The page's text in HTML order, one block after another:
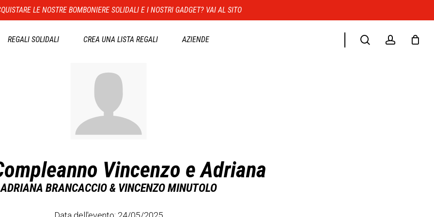
LE NOSTRE BOMBONIERE SOLIDALI E I NOSTRI GADGET? VAI AL SITO
REGALI SOLIDALI CREA UNA LISTA REGALI AZIENDE searchaccount
Vincenzo e Adriana
ADRIANA BRANCACCIO & VINCENZO MINUTOLO